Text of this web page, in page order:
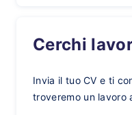
Cerchi
Invia il tuo CV e ti
troveremo un lavoro